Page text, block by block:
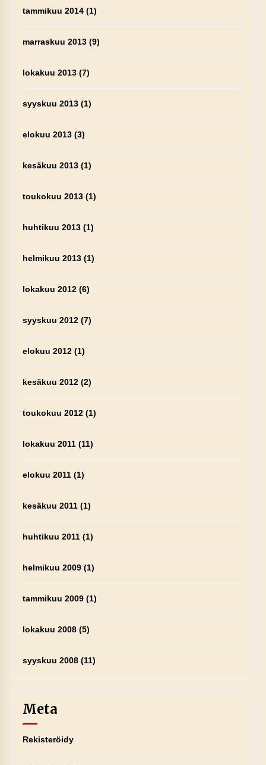
tammikuu 2014(1)
marraskuu 2013(9)
lokakuu 2013(7)
syyskuu 2013(1)
elokuu 2013(3)
kesäkuu 2013(1)
toukokuu 2013(1)
huhtikuu 2013(1)
helmikuu 2013(1)
lokakuu 2012(6)
syyskuu 2012(7)
elokuu 2012(1)
kesäkuu 2012(2)
toukokuu 2012(1)
lokakuu 2011(11)
elokuu 2011(1)
kesäkuu 2011(1)
huhtikuu 2011(1)
helmikuu 2009(1)
tammikuu 2009(1)
lokakuu 2008(5)
syyskuu 2008(11)
Meta
Rekisteröidy